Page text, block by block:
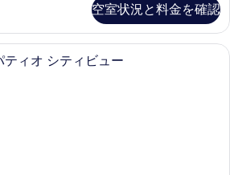
空室状況と料金を確認
スーペリア スイート パティオ シテ
ティオ シティビュー